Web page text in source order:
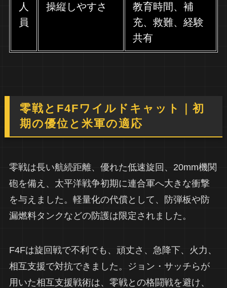
人
員
操縦しやすさ
教育時間、補
充、救難、経験
共有
零戦とF4Fワイルドキャット｜初
期の優位と米軍の適応
零戦は長い航続距離、優れた低速旋回、20mm機関
砲を備え、太平洋戦争初期に連合軍へ大きな衝撃
を与えました。軽量化の代償として、防弾板や防
漏燃料タンクなどの防護は限定されました。
F4Fは旋回戦で不利でも、頑丈さ、急降下、火力、
相互支援で対抗できました。ジョン・サッチらが
用いた相互支援戦術は、零戦との格闘戦を避け、